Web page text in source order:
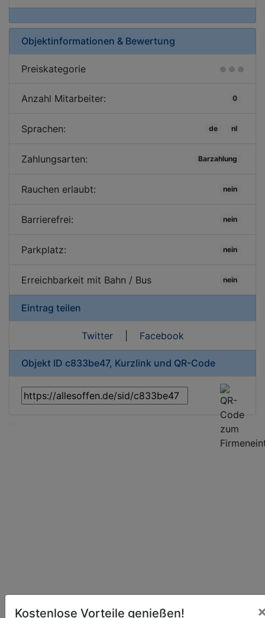
Objektinformationen & Bewertung
Preiskategorie
Anzahl Mitarbeiter: 0
Sprachen: de nl
Zahlungsarten: Barzahlung
Rauchen erlaubt: nein
Barrierefrei: nein
Parkplatz: nein
Erreichbarkeit mit Bahn / Bus nein
Eintrag teilen
Twitter| Facebook
Objekt ID c833be47, Kurzlink und QR-Code
Kostenlose Vorteile genießen!